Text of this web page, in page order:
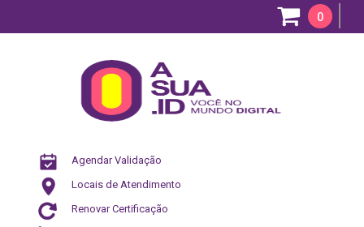
0
Agendar Validação
Locais de Atendimento
Renovar Certificação